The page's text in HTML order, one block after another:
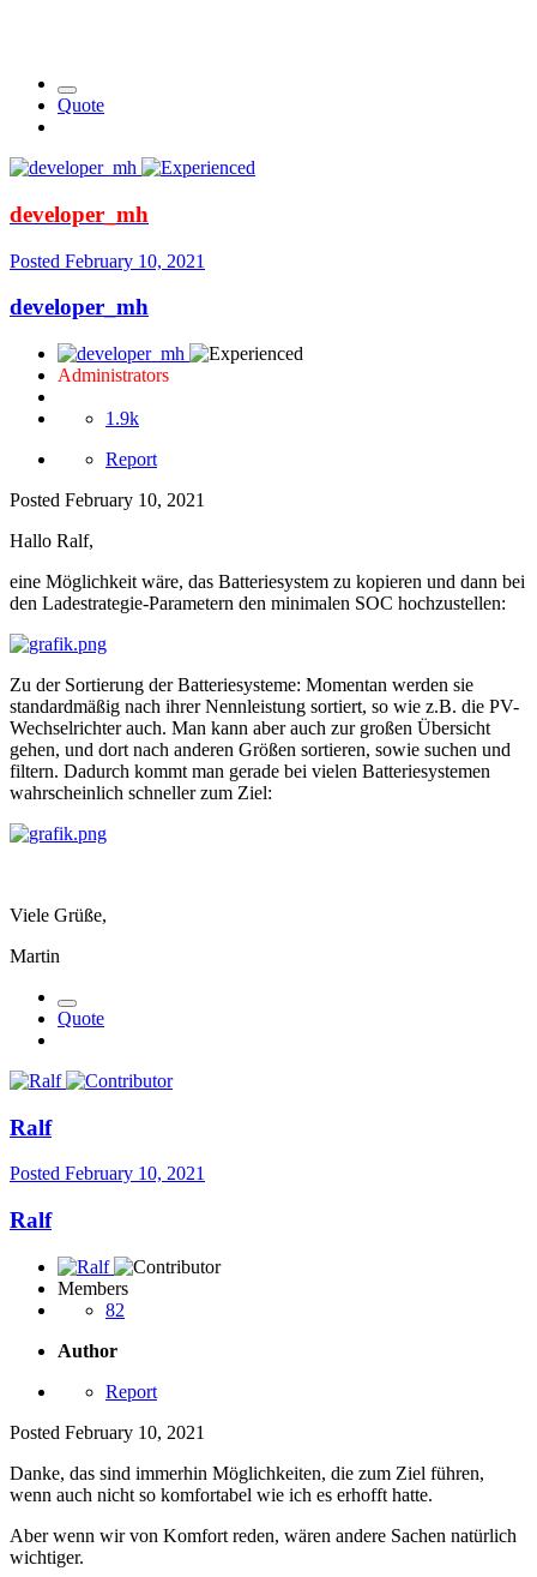
Quote
developer_mh
Posted February 10, 2021
developer_mh
Administrators
1.9k
Report
Posted February 10, 2021
Hallo Ralf,
eine Möglichkeit wäre, das Batteriesystem zu kopieren und dann bei
den Ladestrategie-Parametern den minimalen SOC hochzustellen:
Zu der Sortierung der Batteriesysteme: Momentan werden sie
standardmäßig nach ihrer Nennleistung sortiert, so wie z.B. die PV-
Wechselrichter auch. Man kann aber auch zur großen Übersicht
gehen, und dort nach anderen Größen sortieren, sowie suchen und
filtern. Dadurch kommt man gerade bei vielen Batteriesystemen
wahrscheinlich schneller zum Ziel:
Viele Grüße,
Martin
Quote
Ralf
Posted February 10, 2021
Ralf
Members
82
Author
Report
Posted February 10, 2021
Danke, das sind immerhin Möglichkeiten, die zum Ziel führen,
wenn auch nicht so komfortabel wie ich es erhofft hatte.
Aber wenn wir von Komfort reden, wären andere Sachen natürlich
wichtiger.